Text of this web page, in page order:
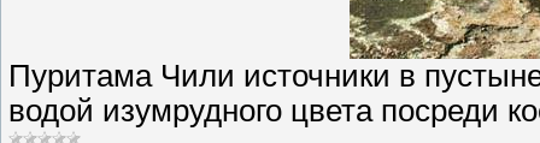
Пуритама Чили источники в
водой изумрудного цвета посреди